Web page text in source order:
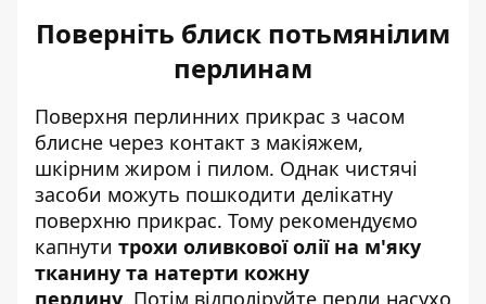
Поверніть блиск потьмянілим
перлинам
Поверхня перлинних прикрас з часом
блисне через контакт з макіяжем,
шкірним жиром і пилом. Однак чистячі
засоби можуть пошкодити делікатну
поверхню прикрас. Тому рекомендуємо
капнути трохи оливкової олії на м'яку
тканину та натерти кожну
перлину . Потім відполіруйте перли насухо